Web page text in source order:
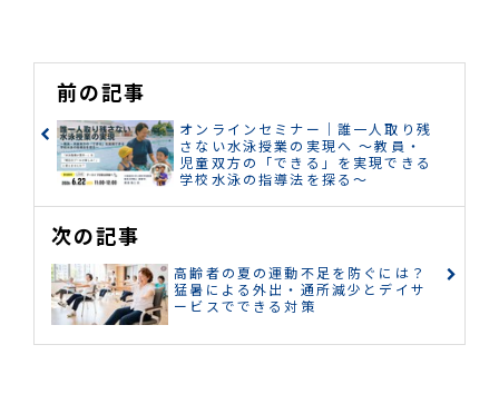
前の記事
オンラインセミナー｜誰一人取り残
さない水泳授業の実現へ ～教員・
児童双方の「できる」を実現できる
学校水泳の指導法を探る～
次の記事
高齢者の夏の運動不足を防ぐには？
猛暑による外出・通所減少とデイサ
ービスでできる対策